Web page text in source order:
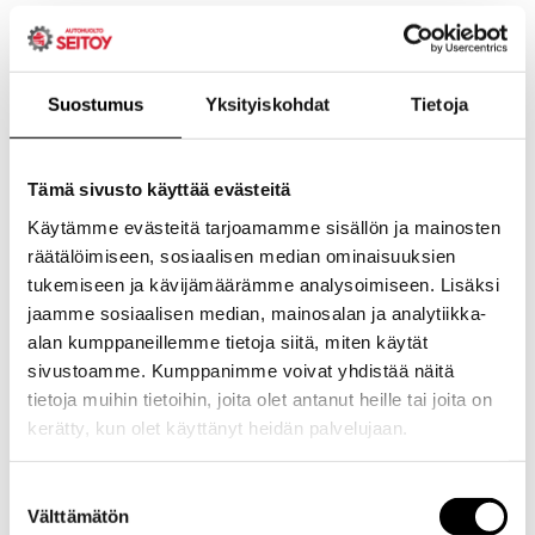
Suostumus Yksityiskohdat Tietoja
Tämä sivusto käyttää evästeitä
Käytämme evästeitä tarjoamamme sisällön ja mainosten
räätälöimiseen, sosiaalisen median ominaisuuksien
tukemiseen ja kävijämäärämme analysoimiseen. Lisäksi
jaamme sosiaalisen median, mainosalan ja analytiikka-
alan kumppaneillemme tietoja siitä, miten käytät
sivustoamme. Kumppanimme voivat yhdistää näitä
tietoja muihin tietoihin, joita olet antanut heille tai joita on
kerätty, kun olet käyttänyt heidän palvelujaan.
valinta
Välttämätön
Muita hyödyllisiä lisätietoja ovat muun muassa se, onko
autolle tehty äskettäin jokin huolto tai korjaus, onko autossa
Myös tieto siitä, onko joku muu jo yrittänyt korjata ongelmaa,
auttaa välttämään päällekkäistä työtä.
Miten oireet
kannattaa
kuvailla
mahdollisimman